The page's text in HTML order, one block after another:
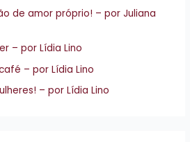
de amor próprio! – por Juliana
– por Lídia Lino
– por Lídia Lino
– por Lídia Lino